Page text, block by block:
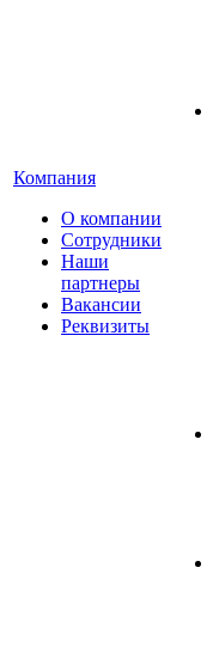
Компания
О компании
Сотрудники
Наши
партнеры
Вакансии
Реквизиты